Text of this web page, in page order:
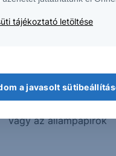
Magasabb hozamhoz
kockázat párosul. A
vagy az állampapírok
tájékoztató letöltése
a javasolt